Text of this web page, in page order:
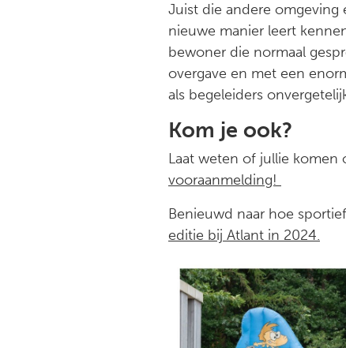
Juist die andere
nieuwe manier leert
bewoner die normaal
overgave en met een
als begeleiders
Kom je ook?
Laat weten of jullie komen
vooraanmelding!
Benieuwd naar hoe
editie bij Atlant in 2024.